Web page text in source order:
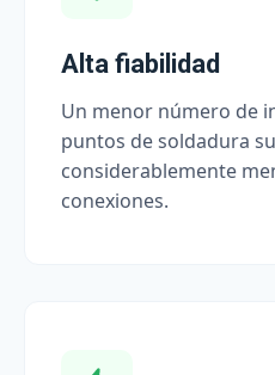
Alta fiabilidad
Un menor número de
puntos de soldadura
considerablemente
conexiones.